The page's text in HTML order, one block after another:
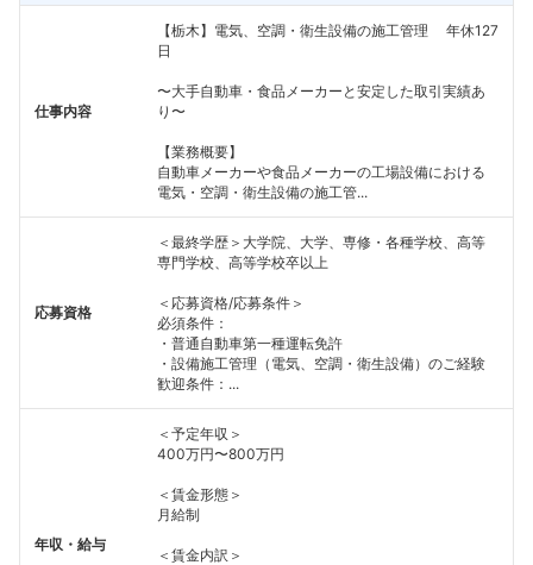
仕事内容
【栃木】電気、空調・衛生設備の施工管理 年休127
日
〜大手自動車・食品メーカーと安定した取引実績あ
り〜
【業務概要】
自動車メーカーや食品メーカーの工場設備における
電気・空調・衛生設備の施工管...
応募資格
＜最終学歴＞大学院、大学、専修・各種学校、高等
専門学校、高等学校卒以上
＜応募資格/応募条件＞
必須条件：
・普通自動車第一種運転免許
・設備施工管理（電気、空調・衛生設備）のご経験
歓迎条件：...
年収・給与
＜予定年収＞
400万円〜800万円
＜賃金形態＞
月給制
＜賃金内訳＞